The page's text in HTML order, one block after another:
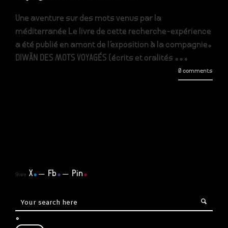
Une aventure sur des mots venus par la
méditerranée Le livre de cette recherche-expérience
a été publié en amont de l’exposition à la compagnie.
DIWÃN DES MOTS VOYAGÉS (écrits et oralités ...
0 comments
Share X. Fb. Pin.
.